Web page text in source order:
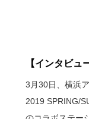
【インタビ
3月30日、横浜
2019 SPRING/